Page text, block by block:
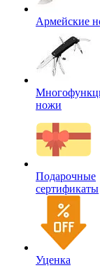
Армейские
ножи
Подарочные
сертификаты
Уценка